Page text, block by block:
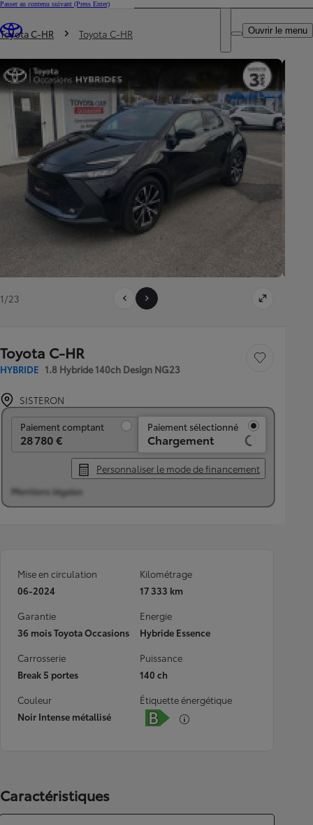
Passer au contenu suivant (Press Enter)
Trouvez un partenaire Toyota
DEALER NAME
Ouvrir le menu
Vous êtes ici
Toyota C-HR Toyota C-HR
1/23
Toyota C-HR
HYBRIDE 1.8 Hybride 140ch Design NG23
Sauvegarder le
SISTERON
Paiement comptant
28 780 €
Paiement sélectionné
Chargement
Personnaliser le mode de financement
Mentions légales
Mise en circulation
06-2024
Kilométrage
17 333 km
Garantie
36 mois Toyota Occasions
Energie
Hybride Essence
Carrosserie
Break 5 portes
Puissance
140 ch
Couleur
Noir Intense métallisé
Étiquette énergétique
Caractéristiques